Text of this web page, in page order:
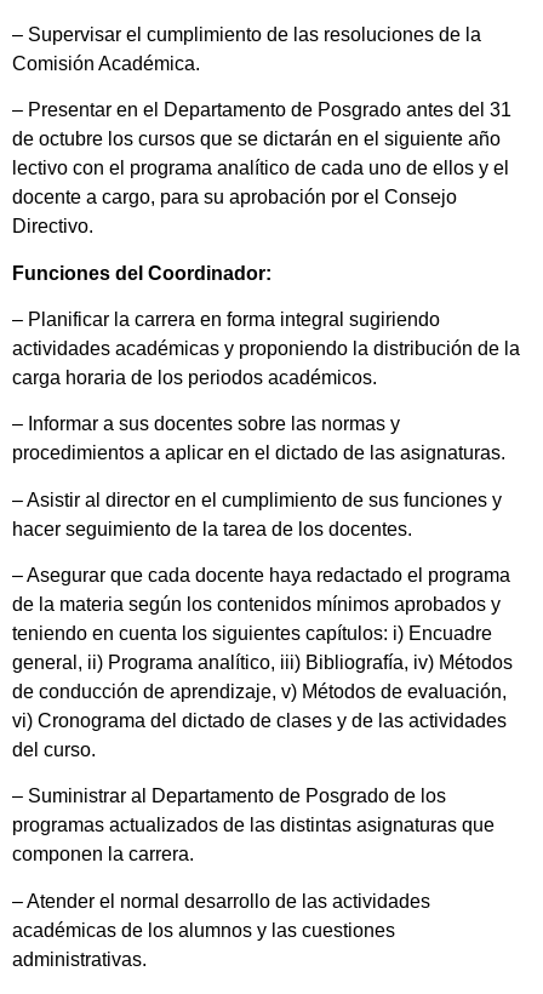
– Supervisar el cumplimiento de las resoluciones de la
Comisión Académica.
– Presentar en el Departamento de Posgrado antes del 31
de octubre los cursos que se dictarán en el siguiente año
lectivo con el programa analítico de cada uno de ellos y el
docente a cargo, para su aprobación por el Consejo
Directivo.
Funciones del Coordinador:
– Planificar la carrera en forma integral sugiriendo
actividades académicas y proponiendo la distribución de la
carga horaria de los periodos académicos.
– Informar a sus docentes sobre las normas y
procedimientos a aplicar en el dictado de las asignaturas.
– Asistir al director en el cumplimiento de sus funciones y
hacer seguimiento de la tarea de los docentes.
– Asegurar que cada docente haya redactado el programa
de la materia según los contenidos mínimos aprobados y
teniendo en cuenta los siguientes capítulos: i) Encuadre
general, ii) Programa analítico, iii) Bibliografía, iv) Métodos
de conducción de aprendizaje, v) Métodos de evaluación,
vi) Cronograma del dictado de clases y de las actividades
del curso.
– Suministrar al Departamento de Posgrado de los
programas actualizados de las distintas asignaturas que
componen la carrera.
– Atender el normal desarrollo de las actividades
académicas de los alumnos y las cuestiones
administrativas.